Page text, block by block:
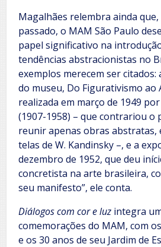
Magalhães relembra ainda
passado, o MAM São Paulo
papel significativo na
tendências abstracionistas no
exemplos merecem ser
do museu, Do Figurativismo ao
realizada em março de 1949
(1907-1958) – que contrariou
reunir apenas obras abstratas,
telas de W. Kandinsky –, e a
dezembro de 1952, que deu
concretista na arte brasileira,
seu manifesto”, ele conta.
Diálogos com cor e luz integra
comemorações do MAM, com
e os 30 anos de seu Jardim de